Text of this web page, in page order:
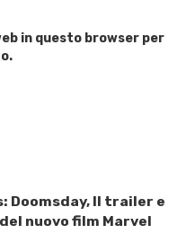
in questo browser per
Doomsday, Il trailer e
nuovo film Marvel